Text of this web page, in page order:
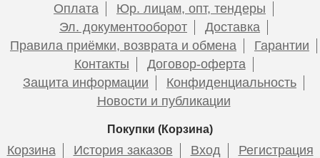
Оплата
Юр. лицам, опт, тендеры
Эл. документооборот
Доставка
Правила приёмки, возврата и обмена
Гарантии
Контакты
Договор-оферта
Защита информации
Конфиденциальность
Новости и публикации
Покупки (Корзина)
Корзина История заказов Вход Регистрация